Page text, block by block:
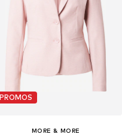
PROMOS
MORE & MORE